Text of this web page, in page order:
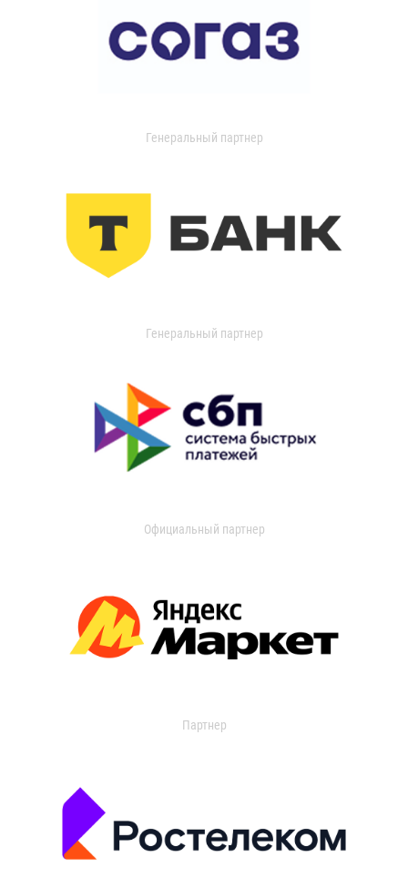
Генеральный партнер
Генеральный партнер
Официальный партнер
Партнер